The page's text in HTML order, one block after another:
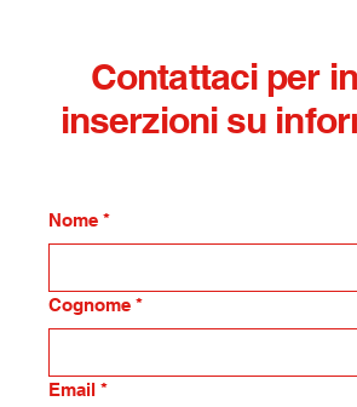
Contattaci per
inserzioni su
Nome *
Cognome *
Email *